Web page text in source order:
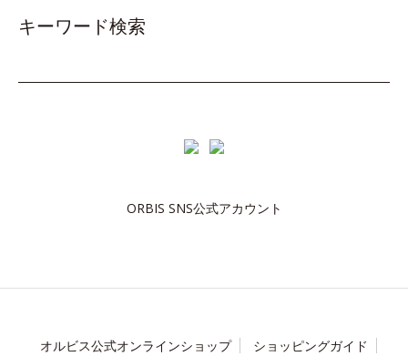
キーワード検索
ORBIS SNS公式アカウント
オルビス公式オンラインショップ ショッピングガイド